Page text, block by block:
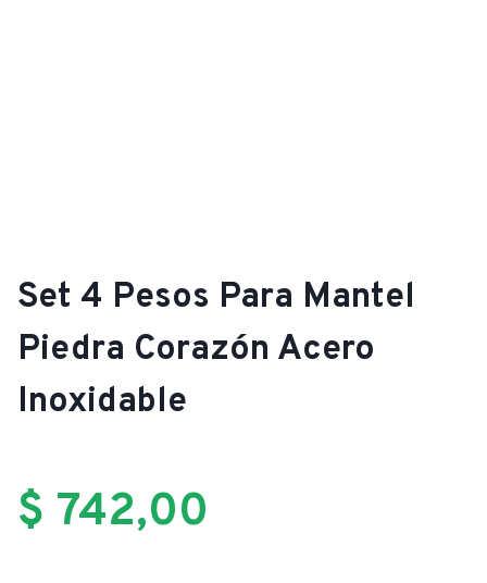
Set 4 Pesos Para Mantel
Piedra Corazón Acero
Inoxidable
$ 742,00